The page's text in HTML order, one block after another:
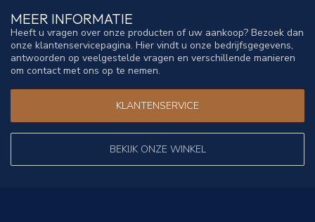
MEER INFORMATIE
Heeft u vragen over onze producten of uw aankoop? Bezoek dan
onze klantenservicepagina. Hier vindt u onze bedrijfsgegevens,
antwoorden op veelgestelde vragen en verschillende manieren
om contact met ons op te nemen.
KLANTENSERVICE
BEKIJK ONZE WINKEL